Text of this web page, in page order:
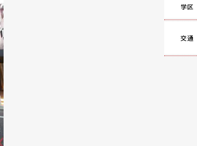
学区
交通